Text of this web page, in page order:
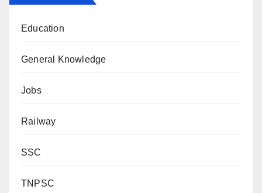
Education
General Knowledge
Jobs
Railway
SSC
TNPSC